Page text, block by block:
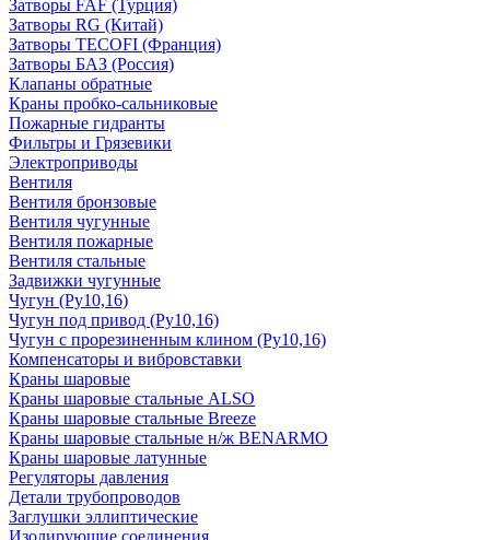
Затворы FAF (Турция)
Затворы RG (Китай)
Затворы TECOFI (Франция)
Затворы БАЗ (Россия)
Клапаны обратные
Краны пробко-сальниковые
Пожарные гидранты
Фильтры и Грязевики
Электроприводы
Вентиля
Вентиля бронзовые
Вентиля чугунные
Вентиля пожарные
Вентиля стальные
Задвижки чугунные
Чугун (Ру10,16)
Чугун под привод (Ру10,16)
Чугун с прорезиненным клином (Ру10,16)
Компенсаторы и вибровставки
Краны шаровые
Краны шаровые стальные ALSO
Краны шаровые стальные Breeze
Краны шаровые стальные н/ж BENARMO
Краны шаровые латунные
Регуляторы давления
Детали трубопроводов
Заглушки эллиптические
Изолирующие соединения